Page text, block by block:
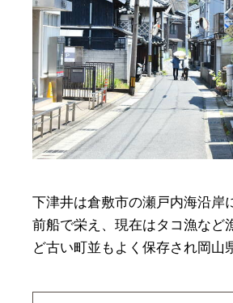
下津井は倉敷市の瀬戸内海沿岸
前船で栄え、現在はタコ漁など
ど古い町並もよく保存され岡山